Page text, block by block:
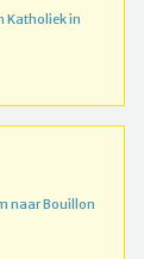
Katholiek in
naar Bouillon